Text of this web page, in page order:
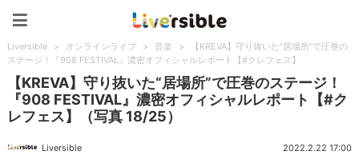
Liversible > オンラインライブ > 音楽 >
【KREVA】守り抜いた“居場所”で圧巻の
ステージ！『908 FESTIVAL』濃密オフィシャルレポート【#クレフェス】
【KREVA】守り抜いた“居場所”で圧巻のステージ！
『908 FESTIVAL』濃密オフィシャルレポート【#ク
レフェス】（写真 18/25）
Liversible 2022.2.22 17:00